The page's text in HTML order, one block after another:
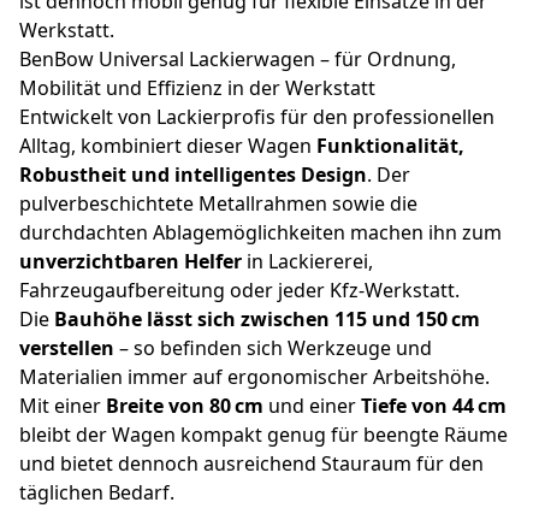
Werkstatt.
BenBow Universal Lackierwagen – für Ordnung,
Mobilität und Effizienz in der Werkstatt
Entwickelt von Lackierprofis für den professionellen
Alltag, kombiniert dieser Wagen Funktionalität,
Robustheit und intelligentes Design. Der
pulverbeschichtete Metallrahmen sowie die
durchdachten Ablagemöglichkeiten machen ihn zum
unverzichtbaren Helfer in Lackiererei,
Fahrzeugaufbereitung oder jeder Kfz-Werkstatt.
Die Bauhöhe lässt sich zwischen 115 und 150 cm
verstellen – so befinden sich Werkzeuge und
Materialien immer auf ergonomischer Arbeitshöhe.
Mit einer Breite von 80 cm und einerTiefe von 44 cm
bleibt der Wagen kompakt genug für beengte Räume
und bietet dennoch ausreichend Stauraum für den
täglichen Bedarf.